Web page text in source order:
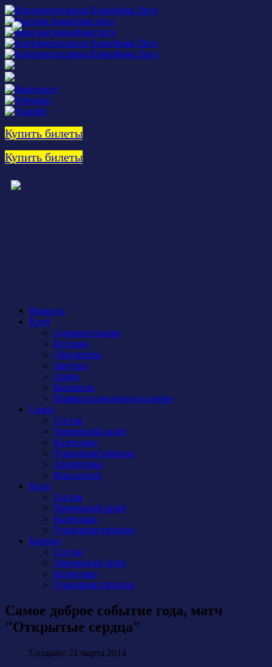
Купить билеты
Купить билеты
Новости
Клуб
Администрация
История
Документы
Закупки
Арена
Контакты
Правила поведения на арене
Сокол
Состав
Тренерский штаб
Календарь
Турнирная таблица
Атрибутика
Фан-сектор
Рыси
Состав
Тренерский штаб
Календарь
Турнирная таблица
Бирюса
Состав
Тренерский штаб
Календарь
Турнирная таблица
Самое доброе событие года, матч
"Открытые сердца"
Создано: 21 марта 2014